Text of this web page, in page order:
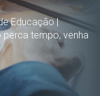
Educação |
tempo, venha